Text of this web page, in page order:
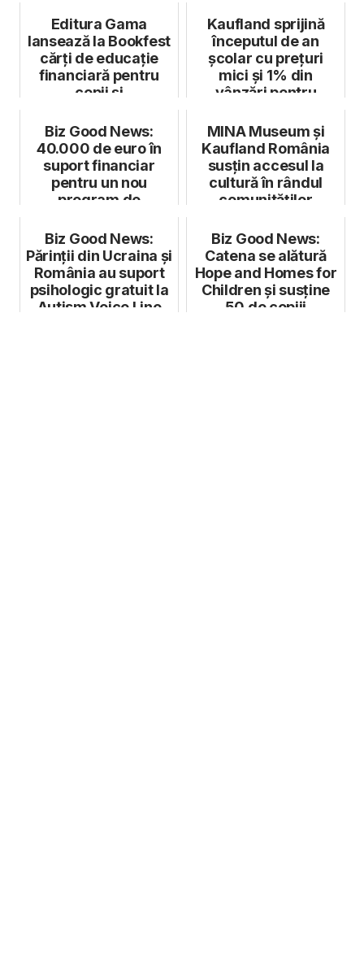
Editura Gama
lansează la Bookfest
cărți de educație
financiară pentru
copii și
Kaufland sprijină
începutul de an
școlar cu prețuri
mici și 1% din
vânzări pentru
Biz Good News:
40.000 de euro în
suport financiar
pentru un nou
program de
Gene...
MINA Museum și
Kaufland România
susțin accesul la
cultură în rândul
comunităților
Biz Good News:
Părinții din Ucraina și
România au suport
psihologic gratuit la
Autism Voice Line
Biz Good News:
Catena se alătură
Hope and Homes for
Children și susține
50 de copiii